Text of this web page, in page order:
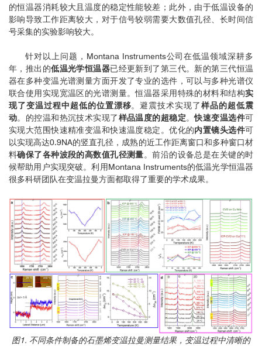
的恒温器消耗较大且温度的稳定性能较差；此外，由于低温设备的
影响导致工作距离较大，对于信号较弱需要大数值孔径、长时间信
号采集的实验影响较大。
针对以上问题，Montana Instruments公司在低温领域深耕多
年，推出的低温光学恒温器已经更新到了第三代。新的第三代恒温
器在多种变温光谱测量方面开发了专业的选件，可以与多种光谱仪
联合使用实现宽温区的光谱测量。恒温器采用特殊的材料和结构实
现了变温过程中超低的位置漂移。避震技术实现了样品的超低震
动。的控温和热沉技术实现了样品温度的超稳定。快速变温选件可
实现大范围快速精准变温和快速温度稳定。优化的内置镜头选件可
以实现高达0.9NA的竖直孔径，成熟的近工作距离窗口和多种窗口材
料确保了各种波段的高数值孔径测量。前沿的设备总是在关键的时
候帮助用户实现突破。利用Montana Instruments的低温光学恒温器
很多科研团队在变温拉曼方面都取得了重要的学术成果。
图1. 不同条件制备的石墨烯变温拉曼测量结果，变温过程中清晰的